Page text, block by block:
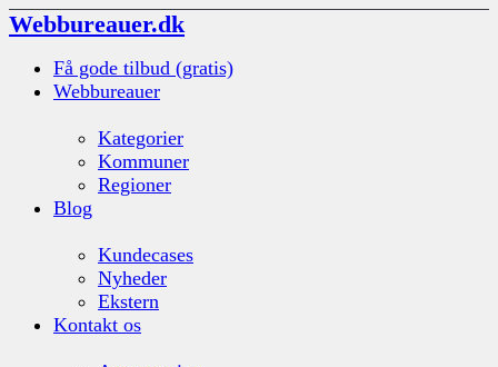
Webbureauer.dk
Få gode tilbud (gratis)
Webbureauer
Kategorier
Kommuner
Regioner
Blog
Kundecases
Nyheder
Ekstern
Kontakt os